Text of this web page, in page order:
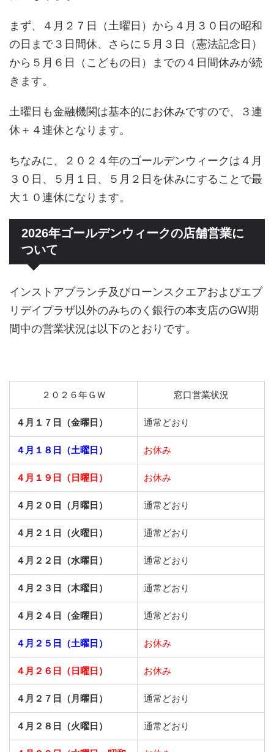
まず、４月２７日（土曜日）から４月３０日の昭和
の日まで３日間休、さらに５月３日（憲法記念日）
から５月６日（こどもの日）までの４日間休みが続
きます。
土曜日も金融機関は基本的にお休みですので、３連
休＋４連休となります。
ちなみに、２０２４年のゴールデンウィークは４月
３０日、５月１日、５月２日を休みにすることで最
大１０連休になります。
2026年ゴールデンウィークの店舗営業に
ついて
インストアブランチ及びローンスクエアおよびエブ
リデイプラザ以外のみちのく銀行の本支店のGW期
間中の営業状況は以下のとおりです。
２０２６年ＧＷ 窓口営業状況
４月１７日（金曜日） 通常どおり
４月１８日（土曜日） お休み
４月１９日（日曜日） お休み
４月２０日（月曜日） 通常どおり
４月２１日（火曜日） 通常どおり
４月２２日（水曜日） 通常どおり
４月２３日（木曜日） 通常どおり
４月２４日（金曜日） 通常どおり
４月２５日（土曜日） お休み
４月２６日（日曜日） お休み
４月２７日（月曜日） 通常どおり
４月２８日（火曜日） 通常どおり